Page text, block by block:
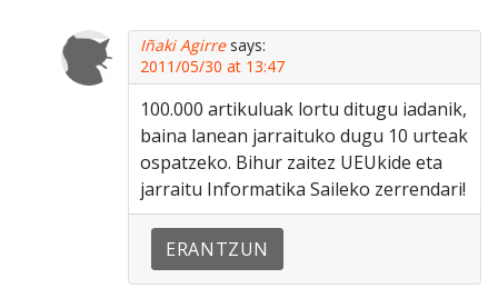
Iñaki Agirre says:
2011/05/30 at 13:47
100.000 artikuluak lortu ditugu iadanik,
baina lanean jarraituko dugu 10 urteak
ospatzeko. Bihur zaitez UEUkide eta
jarraitu Informatika Saileko zerrendari!
ERANTZUN